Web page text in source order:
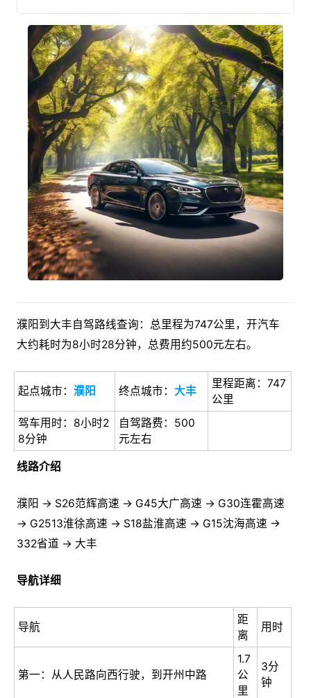
濮阳到大丰自驾路线查询：总里程为747公里，开汽车
大约耗时为8小时28分钟，总费用约500元左右。
起点城市： 濮阳 终点城市： 大丰
里程距离：747
公里
驾车用时：8小时2
8分钟
自驾路费：500
元左右
线路介绍
濮阳 → S26范辉高速 → G45大广高速 → G30连霍高速
→ G2513淮徐高速 → S18盐淮高速 → G15沈海高速 →
332省道 → 大丰
导航详细
导航
距
离
用时
第一：从人民路向西行驶，到开州中路
1.7
公
里
3分
钟